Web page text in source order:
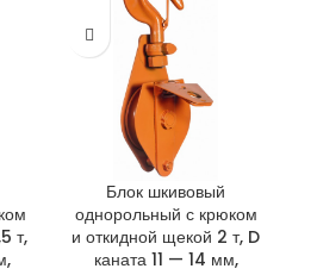
т,
Блок шкивовый
однорольный с крюком
и откидной щекой 2 т, D
каната 11 — 14 мм,